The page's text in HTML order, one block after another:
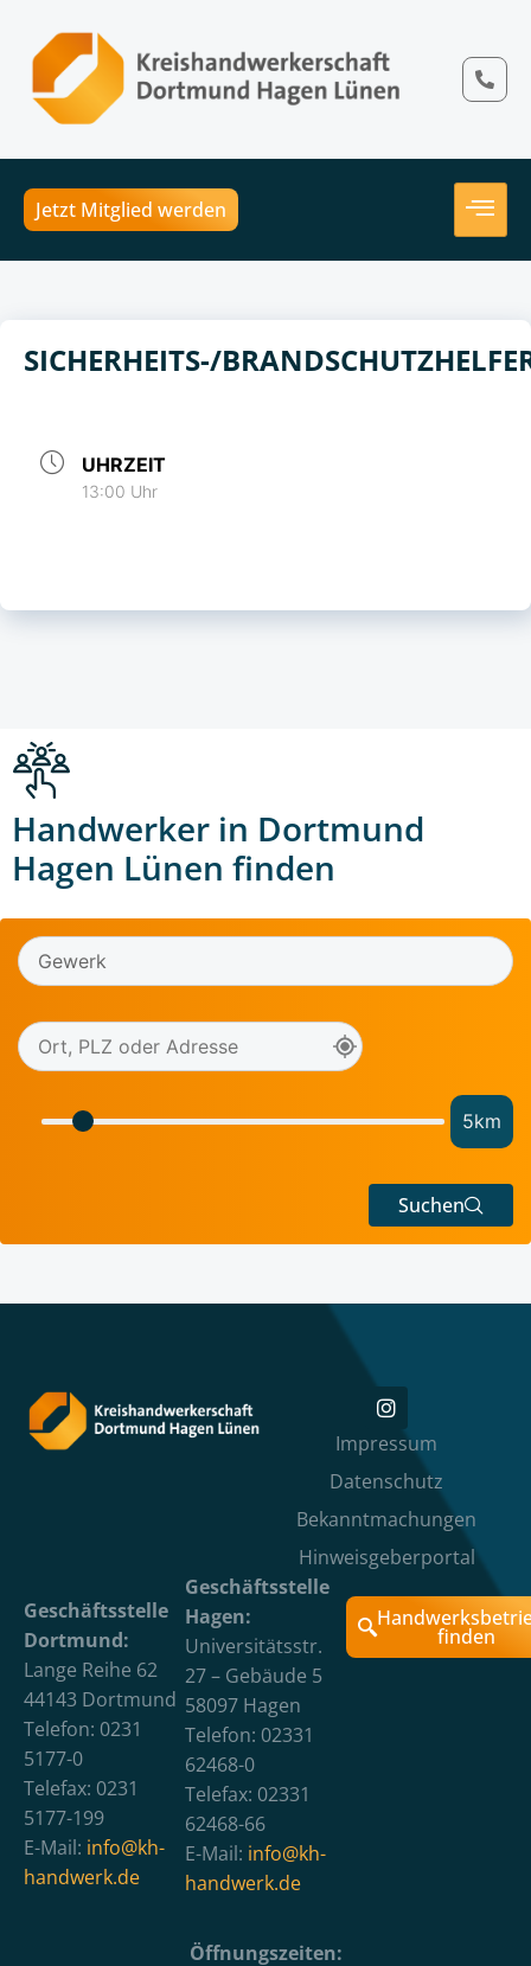
Jetzt Mitglied werden
SICHERHEITS-/
UHRZEIT
13:00 Uhr
Handwerker in Dortmund
Hagen Lünen finden
5km
Suchen
Impressum
Datenschutz
Bekanntmachungen
Hinweisgeberportal
Geschäftsstelle
Dortmund:
Lange Reihe 62
44143 Dortmund
Telefon: 0231
5177-0
Telefax: 0231
5177-199
E-Mail: info@kh-
handwerk.de
Geschäftsstelle
Hagen:
Universitätsstr.
27 – Gebäude 5
58097 Hagen
Telefon: 02331
62468-0
Telefax: 02331
62468-66
E-Mail: info@kh-
handwerk.de
finden
Öffnungszeiten: